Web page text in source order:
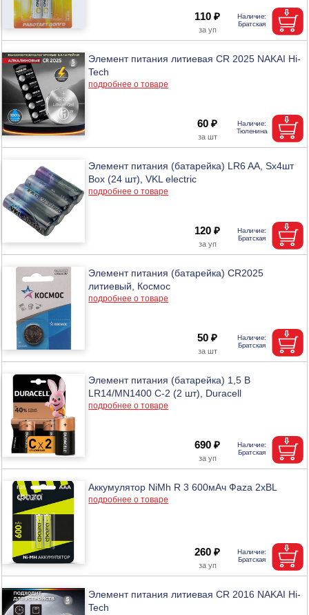
110 ₽
Элемент питания литиевая CR 2025 NAKAI Hi-
Tech
подробнее о товаре
60 ₽
Элемент питания (батарейка) LR6 AA, Sх4шт
Box (24 шт), VKL electric
подробнее о товаре
120 ₽
Элемент питания (батарейка) CR2025
литиевый, Космос
подробнее о товаре
50 ₽
Элемент питания (батарейка) 1,5 В
LR14/MN1400 C-2 (2 шт), Duracell
подробнее о товаре
690 ₽
Аккумулятор NiMh R 3 600мАч Фаzа 2xBL
подробнее о товаре
260 ₽
Элемент питания литиевая CR 2016 NAKAI Hi-
Tech